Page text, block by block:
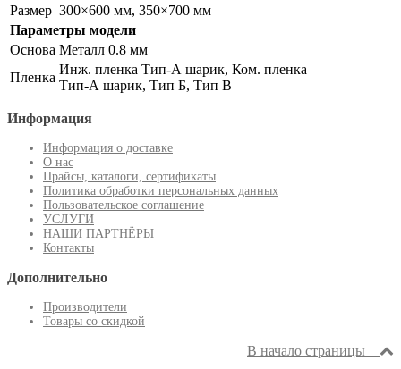
Размер 300×600 мм, 350×700 мм
Параметры модели
Основа Металл 0.8 мм
Пленка
Инж. пленка Тип-А шарик, Ком. пленка
Тип-А шарик, Тип Б, Тип В
Информация
Информация о доставке
О нас
Прайсы, каталоги, сертификаты
Политика обработки персональных данных
Пользовательское соглашение
УСЛУГИ
НАШИ ПАРТНЁРЫ
Контакты
Дополнительно
Производители
Товары со скидкой
В начало страницы